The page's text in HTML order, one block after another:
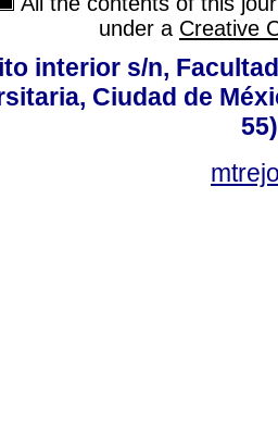
under a Creative
interior s/n,
Ciudad de